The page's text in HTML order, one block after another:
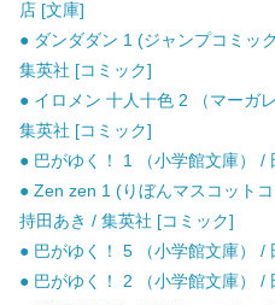
店 [文庫]
● ダンダダン 1 (ジャンプコミッ
集英社 [コミック]
● イロメン 十人十色 2 （マーガ
集英社 [コミック]
● 巴がゆく！ 1 （小学館文庫） /
● Zen zen 1 (りぼんマスコット
持田あき / 集英社 [コミック]
● 巴がゆく！ 5 （小学館文庫） /
● 巴がゆく！ 2 （小学館文庫） /